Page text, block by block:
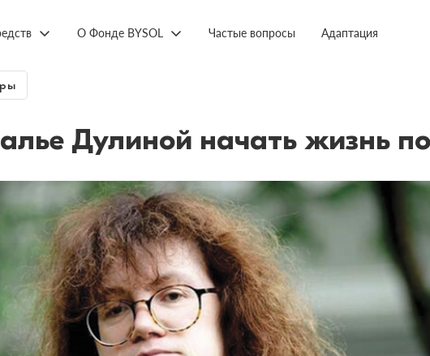
О Фонде BYSOL Частые вопросы Адаптация
Дулиной начать жизнь